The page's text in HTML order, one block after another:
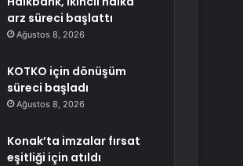
arz süreci başlattı
Ağustos 8, 2026
KOTKO için dönüşüm
süreci başladı
Ağustos 8, 2026
Konak’ta imzalar fırsat
eşitliği için atıldı